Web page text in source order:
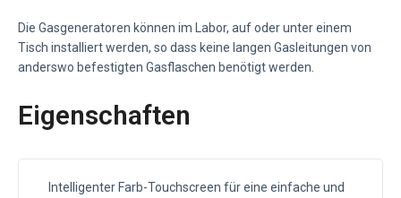
Die Gasgeneratoren können im Labor, auf oder unter einem
Tisch installiert werden, so dass keine langen Gasleitungen von
anderswo befestigten Gasflaschen benötigt werden.
Eigenschaften
Intelligenter Farb-Touchscreen für eine einfache und